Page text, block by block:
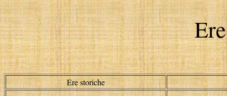
Ere storiche